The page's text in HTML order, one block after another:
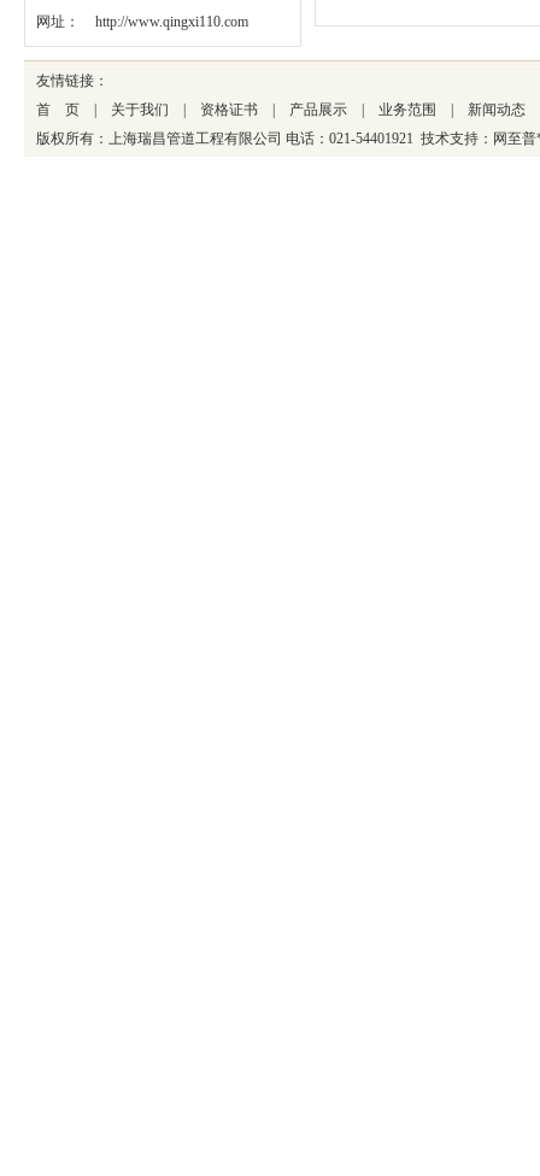
网址：
http://www.qingxi110.com
友情链接：
首 页| 关于我们 资格证书| 产品展示| 业务范围 新闻动态
版权所有：上海瑞昌管道工程有限公司 电话：021-54401921 技术支持： 网至普